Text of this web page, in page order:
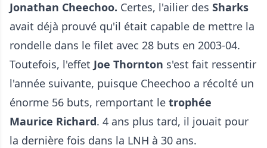
Jonathan Cheechoo. Certes, l'ailier des Sharks
avait déjà prouvé qu'il était capable de mettre la
rondelle dans le filet avec 28 buts en 2003-04.
Toutefois, l'effet Joe Thornton s'est fait ressentir
l'année suivante, puisque Cheechoo a récolté un
énorme 56 buts, remportant le trophée
Maurice Richard. 4 ans plus tard, il jouait pour
la dernière fois dans la LNH à 30 ans.